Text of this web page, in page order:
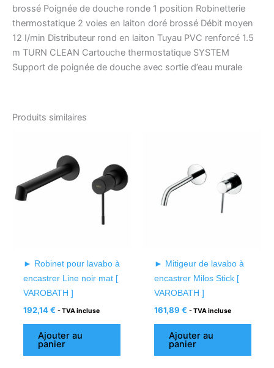
brossé Poignée de douche ronde 1 position Robinetterie
thermostatique 2 voies en laiton doré brossé Débit moyen
12 I/min Distributeur rond en laiton Tuyau PVC renforcé 1.5
m TURN CLEAN Cartouche thermostatique SYSTEM
Support de poignée de douche avec sortie d’eau murale
Produits similaires
► Robinet pour lavabo à
encastrer Line noir mat [
VAROBATH ]
192,14€ - TVA incluse
Ajouter au
panier
► Mitigeur de lavabo à
encastrer Milos Stick [
VAROBATH ]
161,89 € - TVA incluse
Ajouter au
panier